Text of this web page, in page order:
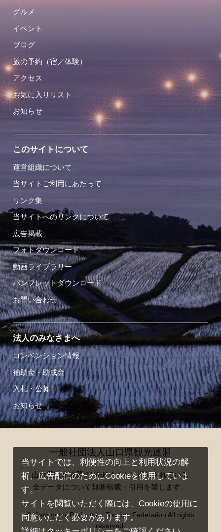
グルメ
イベント
ブログ
旅の予約（宿／体験）
アクセス
お気に入りリスト
お知らせ
このサイトについて
運営組織について
当サイトご利用にあたって
リンク集
当サイトへのリンクについて
広告掲載
フォトダウンロード
動画ライブラリー
パンフレットダウンロード
お問い合わせ
法人のみなさまへ
コンベンション情報
補助金・助成金
入札・公募
お知らせ
一般社団法人山口県観光連盟
山口県観光連盟のWEBサイトに掲載されている
全データについて無断転載・引用を禁じます。
© Yamaguchi Prefectural Tourism Federation All rights
reserved.
当サイトでは、利便性の向上と利用状況の解
析、広告配信のためにCookieを使用していま
す。
サイトを閲覧いただく際には、Cookieの使用に
同意いただく必要があります。